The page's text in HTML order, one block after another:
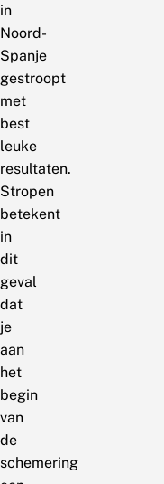
in
Noord-
Spanje
gestroopt
met
best
leuke
resultaten.
Stropen
betekent
in
dit
geval
dat
je
aan
het
begin
van
de
schemering